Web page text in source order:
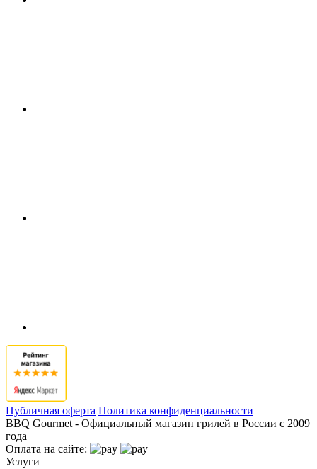
Публичная оферта Политика конфиденциальности
BBQ Gourmet - Официальный магазин грилей в России с 2009
года
Оплата на сайте:
Услуги